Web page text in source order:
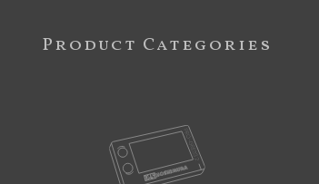
Product Categories